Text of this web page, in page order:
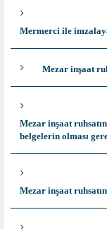
Mermerci ile
Mezar inşaat
Mezar inşaat
belgelerin olması
Mezar inşaat